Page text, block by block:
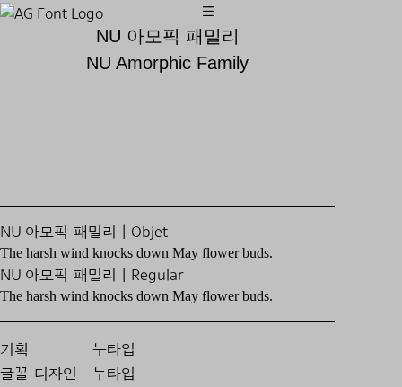
NU 아모픽 패밀리
NU Amorphic Family
NU 아모픽 패밀리 | Objet
The harsh wind knocks down May flower buds.
NU 아모픽 패밀리 | Regular
The harsh wind knocks down May flower buds.
기획
누타입
글꼴 디자인
누타입